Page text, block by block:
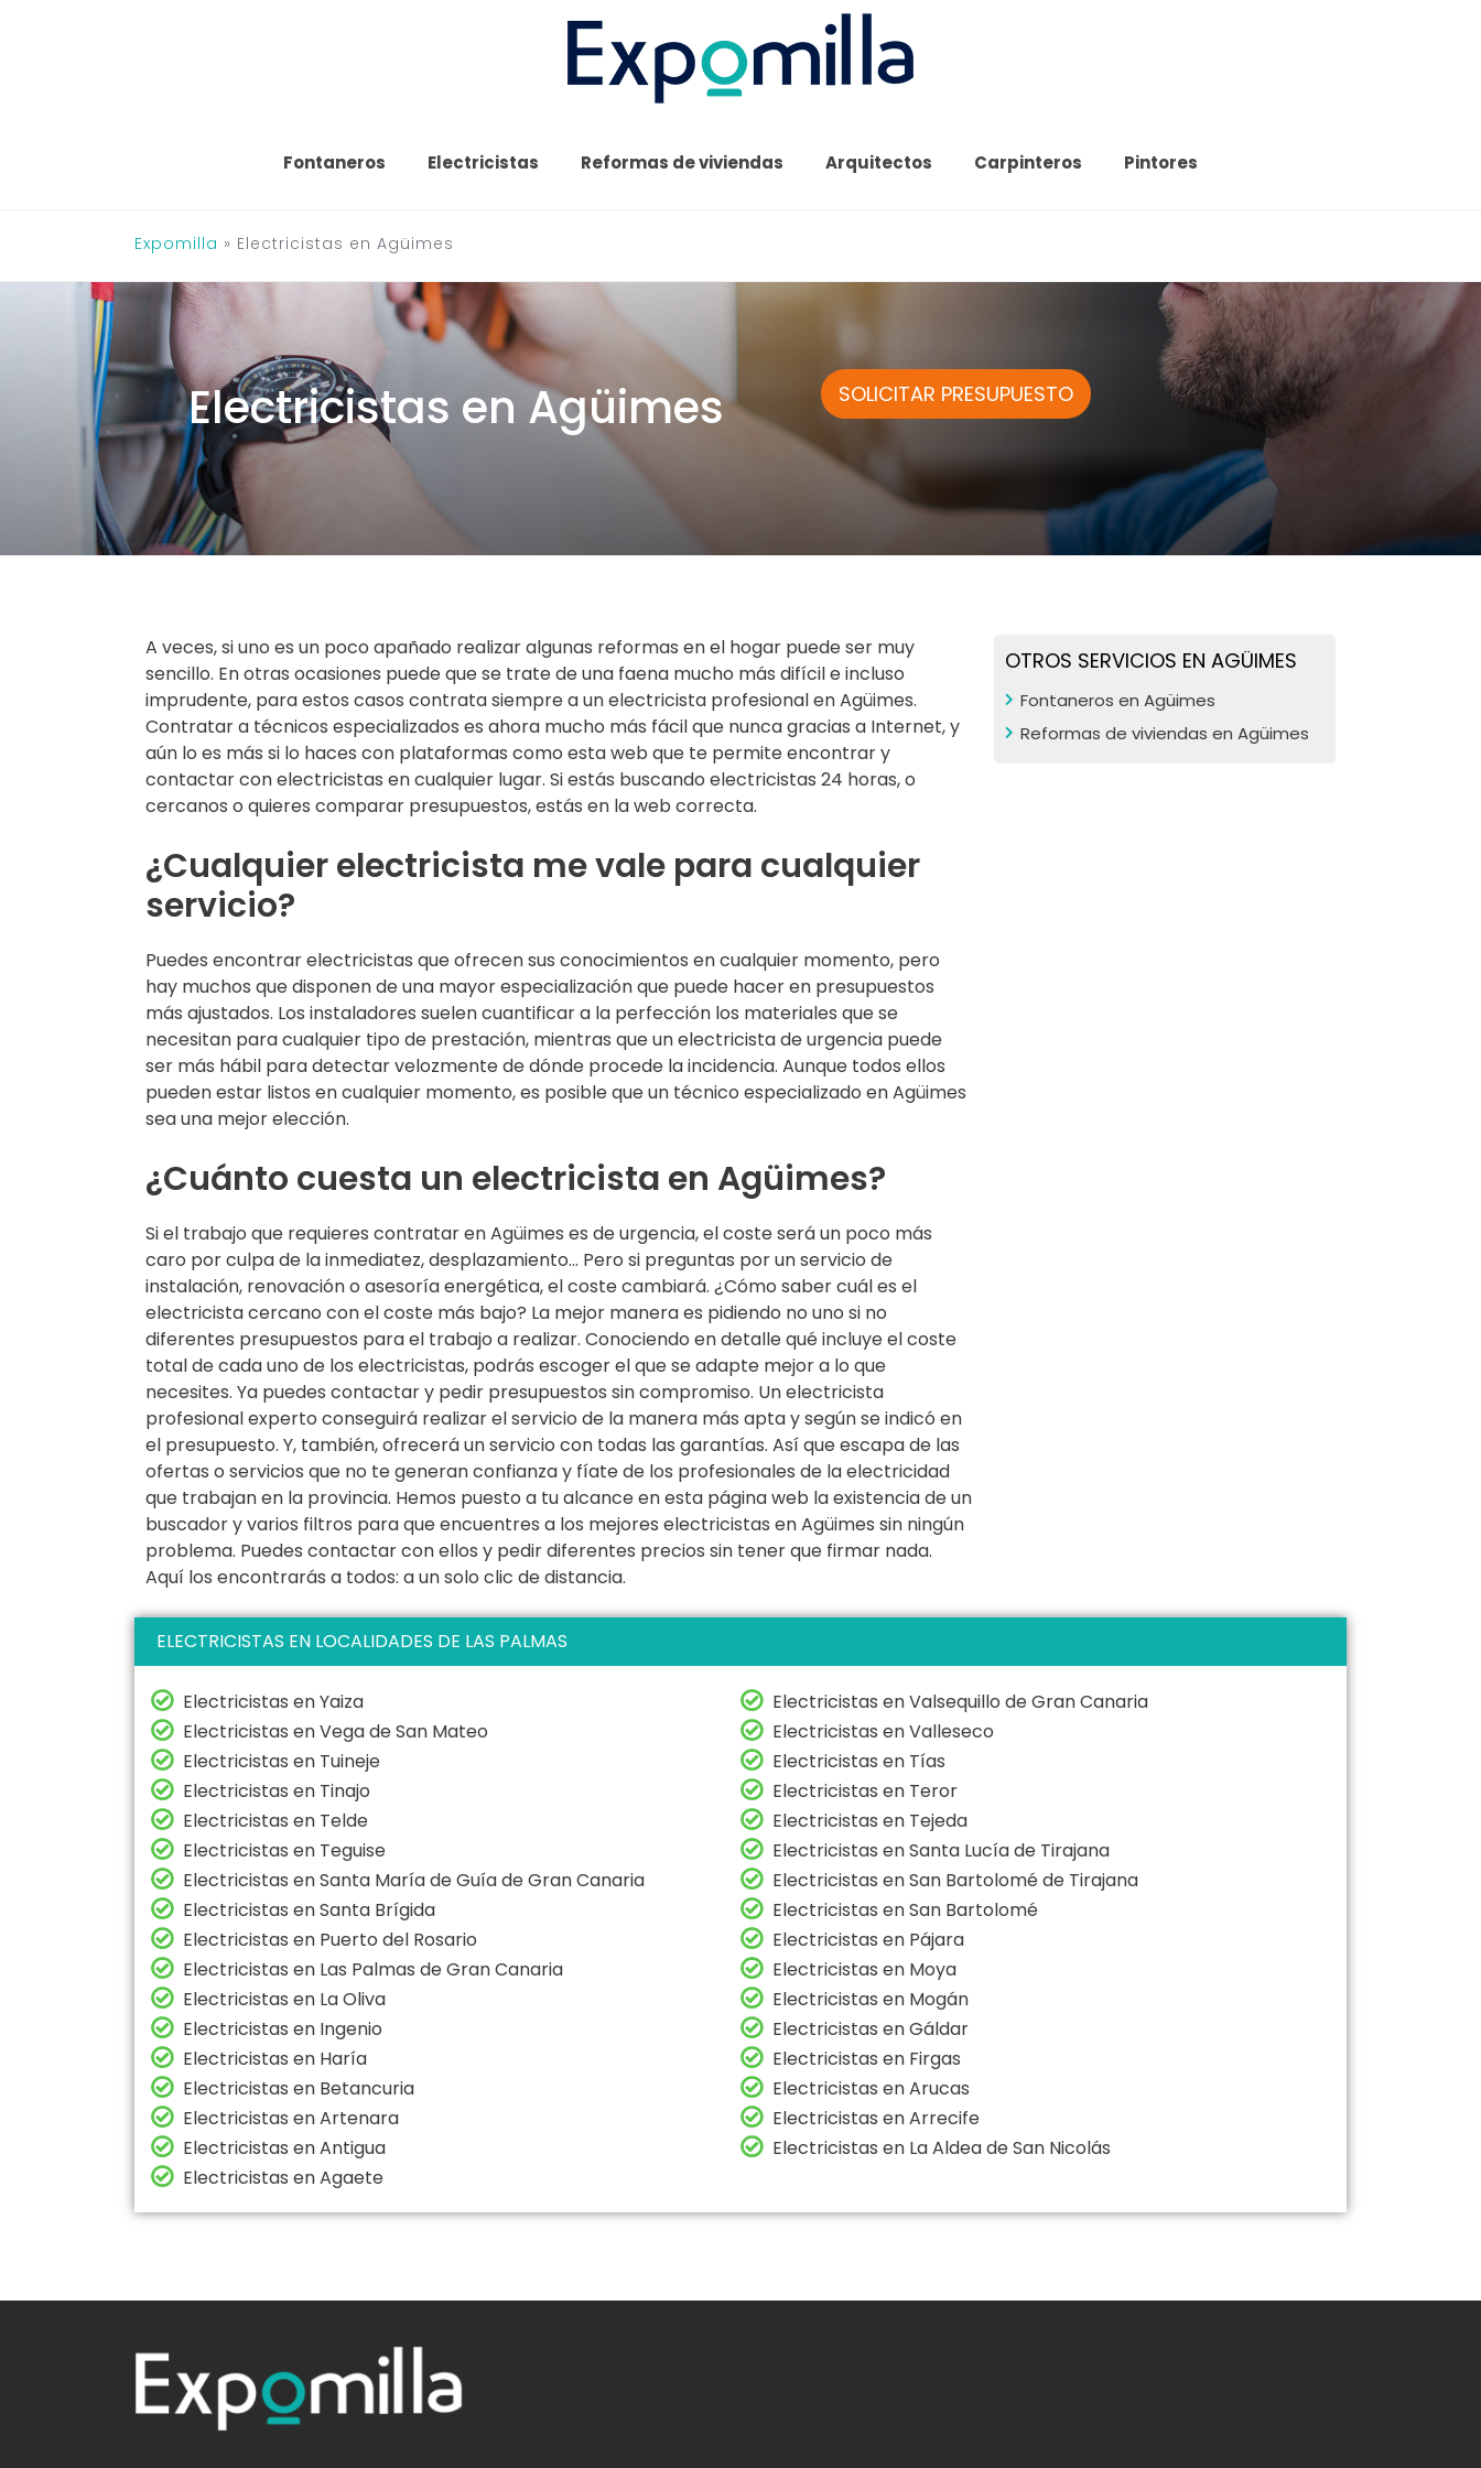
Fontaneros Electricistas Reformas de viviendas Arquitectos Carpinteros Pintores
Expomilla » Electricistas en Agüimes
Electricistas en Agüimes SOLICITAR PRESUPUESTO
A veces, si uno es un poco apañado realizar algunas reformas en el hogar puede ser muy
sencillo. En otras ocasiones puede que se trate de una faena mucho más difícil e incluso
imprudente, para estos casos contrata siempre a un electricista profesional en Agüimes.
Contratar a técnicos especializados es ahora mucho más fácil que nunca gracias a Internet, y
aún lo es más si lo haces con plataformas como esta web que te permite encontrar y
contactar con electricistas en cualquier lugar. Si estás buscando electricistas 24 horas, o
cercanos o quieres comparar presupuestos, estás en la web correcta.
¿Cualquier electricista me vale para cualquier
servicio?
Puedes encontrar electricistas que ofrecen sus conocimientos en cualquier momento, pero
hay muchos que disponen de una mayor especialización que puede hacer en presupuestos
más ajustados. Los instaladores suelen cuantificar a la perfección los materiales que se
necesitan para cualquier tipo de prestación, mientras que un electricista de urgencia puede
ser más hábil para detectar velozmente de dónde procede la incidencia. Aunque todos ellos
pueden estar listos en cualquier momento, es posible que un técnico especializado en Agüimes
sea una mejor elección.
¿Cuánto cuesta un electricista en Agüimes?
Si el trabajo que requieres contratar en Agüimes es de urgencia, el coste será un poco más
caro por culpa de la inmediatez, desplazamiento… Pero si preguntas por un servicio de
instalación, renovación o asesoría energética, el coste cambiará. ¿Cómo saber cuál es el
electricista cercano con el coste más bajo? La mejor manera es pidiendo no uno si no
diferentes presupuestos para el trabajo a realizar. Conociendo en detalle qué incluye el coste
total de cada uno de los electricistas, podrás escoger el que se adapte mejor a lo que
necesites. Ya puedes contactar y pedir presupuestos sin compromiso. Un electricista
profesional experto conseguirá realizar el servicio de la manera más apta y según se indicó en
el presupuesto. Y, también, ofrecerá un servicio con todas las garantías. Así que escapa de las
ofertas o servicios que no te generan confianza y fíate de los profesionales de la electricidad
que trabajan en la provincia. Hemos puesto a tu alcance en esta página web la existencia de un
buscador y varios filtros para que encuentres a los mejores electricistas en Agüimes sin ningún
problema. Puedes contactar con ellos y pedir diferentes precios sin tener que firmar nada.
Aquí los encontrarás a todos: a un solo clic de distancia.
OTROS SERVICIOS EN AGÜIMES
Fontaneros en Agüimes
Reformas de viviendas en Agüimes
ELECTRICISTAS EN LOCALIDADES DE LAS PALMAS
Electricistas en Yaiza
Electricistas en Valsequillo de Gran Canaria
Electricistas en Vega de San Mateo
Electricistas en Valleseco
Electricistas en Tuineje
Electricistas en Tías
Electricistas en Tinajo
Electricistas en Teror
Electricistas en Telde
Electricistas en Tejeda
Electricistas en Teguise
Electricistas en Santa Lucía de Tirajana
Electricistas en Santa María de Guía de Gran Canaria
Electricistas en San Bartolomé de Tirajana
Electricistas en Santa Brígida
Electricistas en San Bartolomé
Electricistas en Puerto del Rosario
Electricistas en Pájara
Electricistas en Las Palmas de Gran Canaria
Electricistas en Moya
Electricistas en La Oliva
Electricistas en Mogán
Electricistas en Ingenio
Electricistas en Gáldar
Electricistas en Haría
Electricistas en Firgas
Electricistas en Betancuria
Electricistas en Arucas
Electricistas en Artenara
Electricistas en Arrecife
Electricistas en Antigua
Electricistas en La Aldea de San Nicolás
Electricistas en Agaete